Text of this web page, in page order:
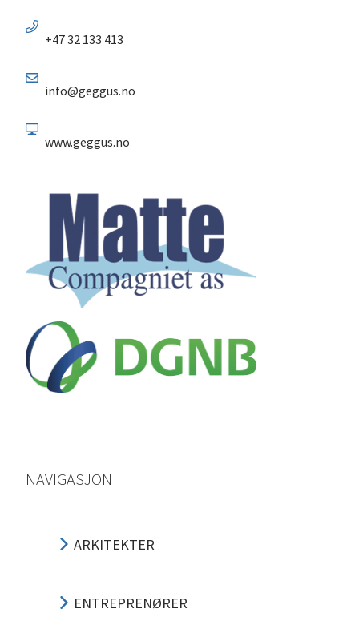
+47 32 133 413
info@geggus.no
www.geggus.no
NAVIGASJON
ARKITEKTER
ENTREPRENØRER